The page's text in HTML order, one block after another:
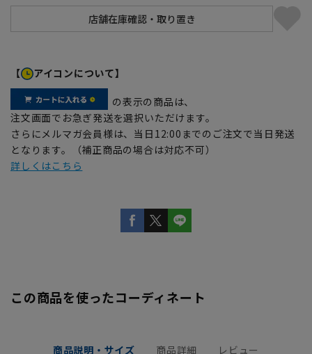
【 アイコンについて】
の表示の商品は、
注文画面でお急ぎ発送を選択いただけます。
さらにメルマガ会員様は、当日12:00までのご注文で当日発送
となります。（補正商品の場合は対応不可）
詳しくはこちら
この商品を使ったコーディネート
商品説明・サイズ 商品詳細 レビュー